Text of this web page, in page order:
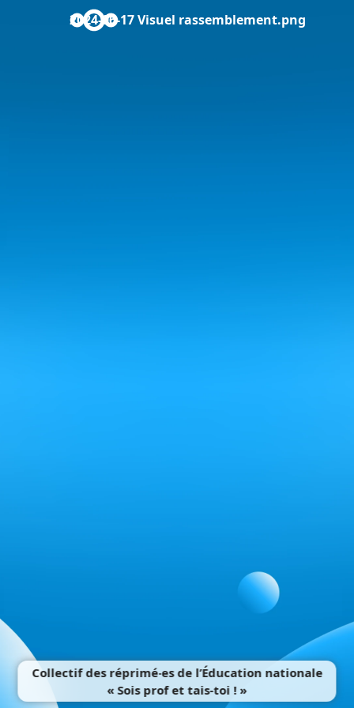
2024-06-17 Visuel rassemblement.png
Collectif des réprimé‧es de l’Éducation nationale
« Sois prof et tais-toi ! »